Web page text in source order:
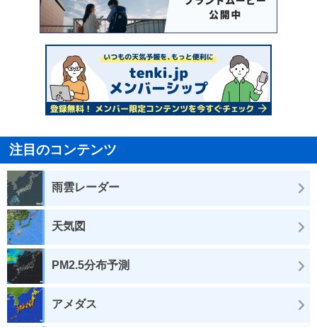
注目のコンテンツ
雨雲レーダー
天気図
PM2.5分布予測
アメダス